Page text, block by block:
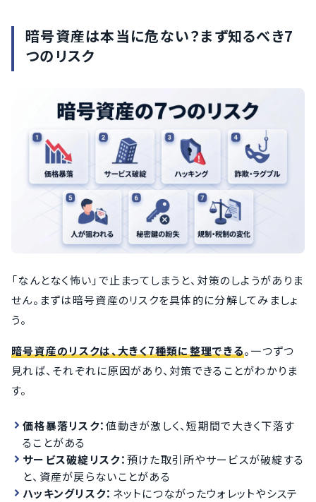
暗号資産は本当に危ない？まず知るべき7
つのリスク
「なんとなく怖い」で止まってしまうと、対策のしようがありま
せん。まずは暗号資産のリスクを具体的に分解してみましょ
う。
暗号資産のリスクは、大きく7種類に整理できる。一つずつ
見れば、それぞれに原因があり、対策できることがわかりま
す。
価格暴落リスク：値動きが激しく、短期間で大きく下落す
ることがある
サービス破綻リスク：預けた取引所やサービスが破綻する
と、資産が戻らないことがある
ハッキングリスク： ネットにつながったウォレットやシステ